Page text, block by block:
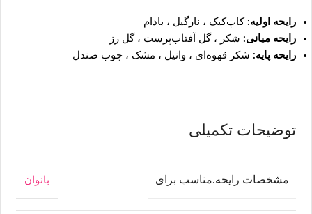
رایحه اولیه: کاپ‌کیک ، نارگیل ، بادام
رایحه میانی: شکر ، گل آفتاب‌پرست ، گل رز
رایحه پایه: شکر قهوه‌ای ، وانیل ، مشک ، چوب صندل
توضیحات تکمیلی
مشخصات رایحه.مناسب برای بانوان